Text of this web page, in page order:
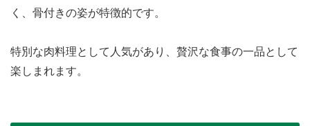
く、骨付きの姿が特徴的です。
特別な肉料理として人気があり、贅沢な食事の一品として
楽しまれます。